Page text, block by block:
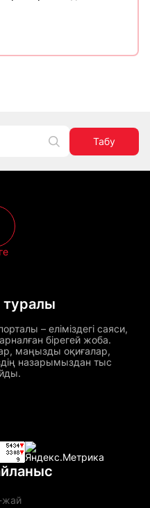
Табу
туралы
– еліміздегі саяси,
бірегей жоба.
маңызды оқиғалар,
назарымыздан тыс
жай